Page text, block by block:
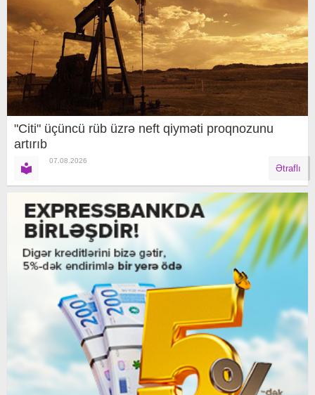
"Citi" üçüncü rüb üzrə neft qiyməti proqnozunu
artırıb
07.08.2026
Ətraflı